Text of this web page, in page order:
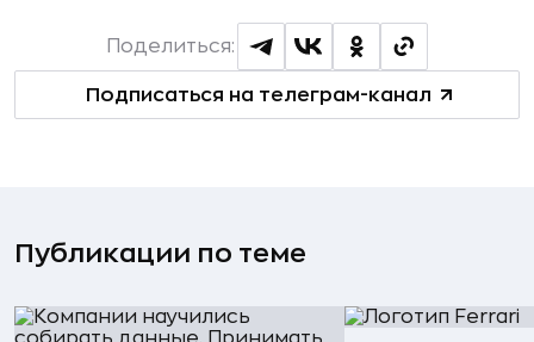
Подписаться на телеграм-канал
Поделиться:
Публикации по теме